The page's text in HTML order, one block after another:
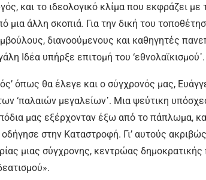
και το ιδεολογικό κλίμα που εκφράζει με
μια άλλη σκοπιά. Για την δική του
διανοούμενους και καθηγητές
Ιδέα υπήρξε επιτομή του ‘εθνολαϊκισμού᾿.
όπως θα έλεγε και ο σύγχρονός μας,
‘παλαιών μεγαλείων᾿. Μια ψεύτικη
μας εξέρχονταν έξω από το πάπλωμα,
στην Καταστροφή. Γι’ αυτούς
μιας σύγχρονης, κεντρώας